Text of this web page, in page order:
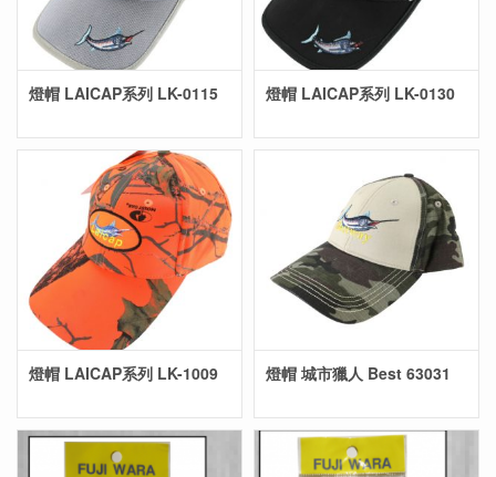
燈帽 LAICAP系列 LK-0115 燈帽 LAICAP系列 LK-0130
燈帽 LAICAP系列 LK-1009 燈帽 城市獵人 Best 63031